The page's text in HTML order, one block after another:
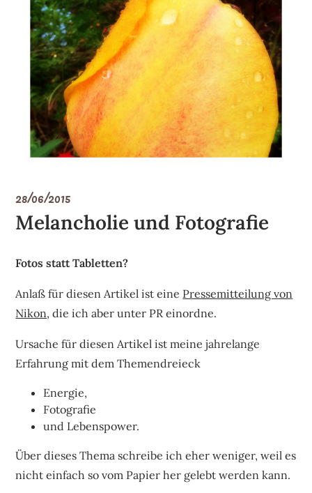
28/06/2015
Melancholie und Fotografie
Fotos statt Tabletten?
Anlaß für diesen Artikel ist eine Pressemitteilung von
Nikon, die ich aber unter PR einordne.
Ursache für diesen Artikel ist meine jahrelange
Erfahrung mit dem Themendreieck
Energie,
Fotografie
und Lebenspower.
Über dieses Thema schreibe ich eher weniger, weil es
nicht einfach so vom Papier her gelebt werden kann.